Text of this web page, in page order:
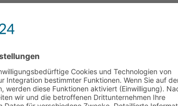
bietet dieses Kabel blitzschnelle
ob Sie Dateien übertragen oder Medien
es um schnelle und effiziente Leistung geht.
sorgen für eine stabile und zuverlässige
und genieße ein nahtloses